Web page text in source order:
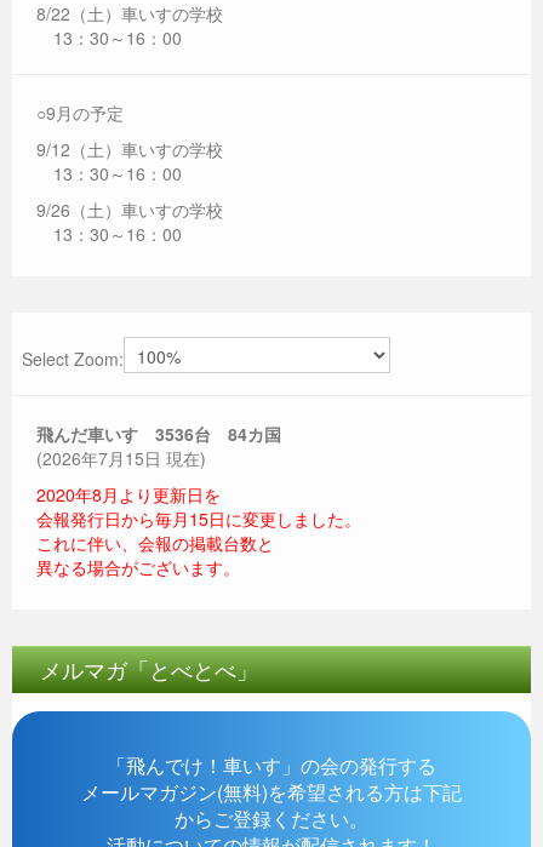
8/22（土）車いすの学校
13：30～16：00
○9月の予定
9/12（土）車いすの学校
13：30～16：00
9/26（土）車いすの学校
13：30～16：00
Select Zoom:
飛んだ車いす 3536台 84カ国
(2026年7月15日 現在)
2020年8月より更新日を
会報発行日から毎月15日に変更しました。
これに伴い、会報の掲載台数と
異なる場合がございます。
メルマガ「とべとべ」
「飛んでけ！車いす」の会の発行する
メールマガジン(無料)を希望される方は下記
からご登録ください。